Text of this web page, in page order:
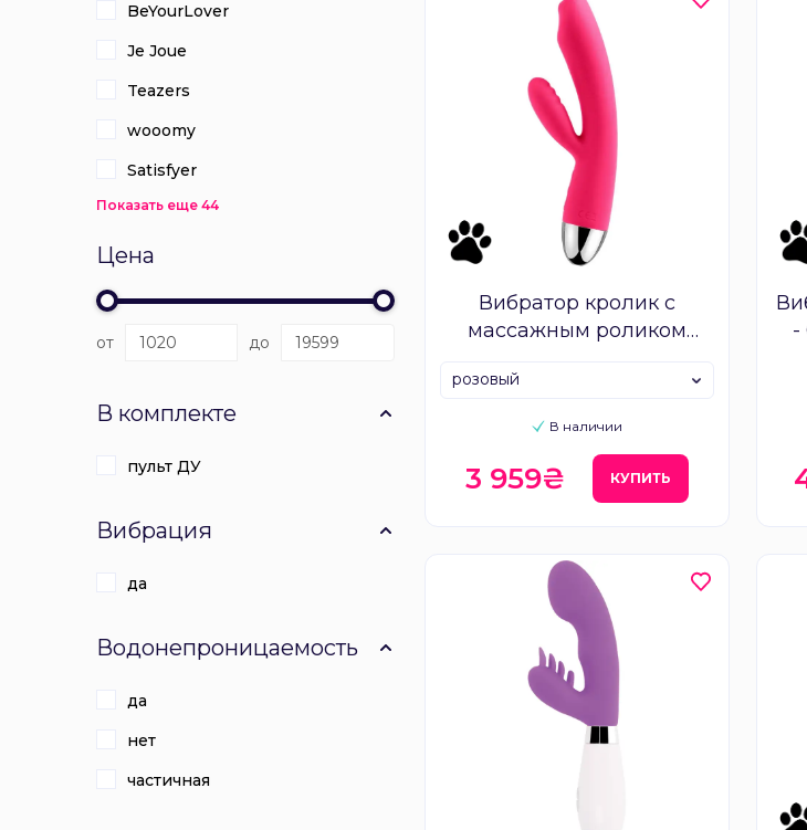
BeYourLover
Je Joue
Teazers
wooomy
Satisfyer
Показать еще 44
Цена
от до
В комплекте
пульт ДУ
Вибрация
да
Водонепроницаемость
да
нет
частичная
Вибратор кролик с
массажным роликом
В наличии
розовый
3 959₴ КУПИТЬ
-